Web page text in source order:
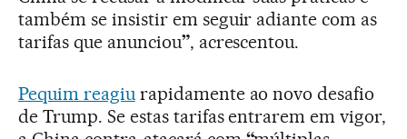
também se insistir em seguir adiante com as
tarifas que anunciou”, acrescentou.
Pequim reagiurapidamente ao novo desafio
de Trump. Se estas tarifas entrarem em vigor,